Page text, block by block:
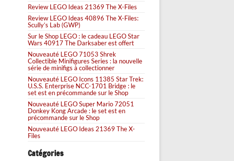
Review LEGO Ideas 21369 The X-Files
Review LEGO Ideas 40896 The X-Files:
Scully’s Lab (GWP)
Sur le Shop LEGO : le cadeau LEGO Star
Wars 40917 The Darksaber est offert
Nouveauté LEGO 71053 Shrek
Collectible Minifigures Series : la nouvelle
série de minifigs à collectionner
Nouveauté LEGO Icons 11385 Star Trek:
U.S.S. Enterprise NCC-1701 Bridge : le
set est en précommande sur le Shop
Nouveauté LEGO Super Mario 72051
Donkey Kong Arcade : le set est en
précommande sur le Shop
Nouveauté LEGO Ideas 21369 The X-
Files
Catégories